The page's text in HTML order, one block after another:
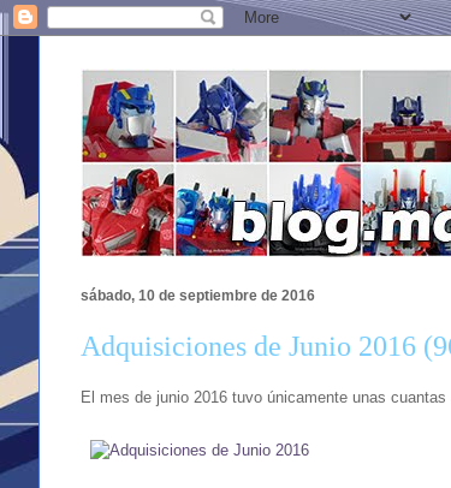
sábado, 10 de septiembre de 2016
Adquisiciones de Junio 2016
El mes de junio 2016 tuvo únicamente unas